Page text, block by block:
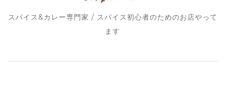
スパイス&カレー専門家 / スパイス初心者のためのお店やって
ます